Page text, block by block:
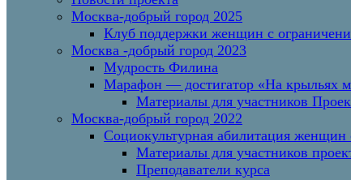
Москва-добрый город 2025
Клуб поддержки женщин с
Москва -добрый город 2023
Мудрость Филина
Марафон — достигатор «На крыльях
Материалы для участников
Москва-добрый город 2022
Социокультурная абилитация женщин
Материалы для участников
Преподаватели курса